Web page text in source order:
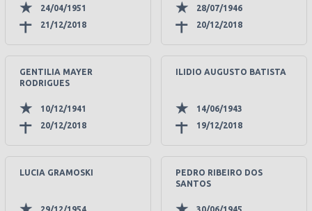
24/04/1951
21/12/2018
28/07/1946
20/12/2018
GENTILIA MAYER
RODRIGUES
10/12/1941
20/12/2018
ILIDIO AUGUSTO BATISTA
14/06/1943
19/12/2018
LUCIA GRAMOSKI
PEDRO RIBEIRO DOS
SANTOS